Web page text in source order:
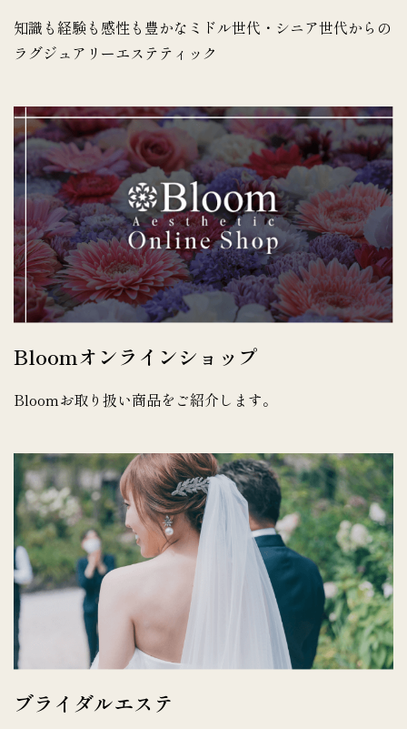
知識も経験も感性も豊かなミドル世代・シニア世代からの
ラグジュアリーエステティック
Bloomオンラインショップ
Bloomお取り扱い商品をご紹介します。
ブライダルエステ